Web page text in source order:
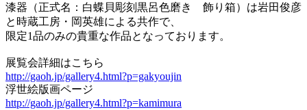
漆器（正式名：白蝶貝彫刻黒呂色磨き 飾り箱）は岩田俊彦
と時蔵工房・岡英雄による共作で、
限定1品のみの貴重な作品となっております。
展覧会詳細はこちら
http://gaoh.jp/gallery4.html?p=gakyoujin
浮世絵版画ページ
http://gaoh.jp/gallery4.html?p=kamimura